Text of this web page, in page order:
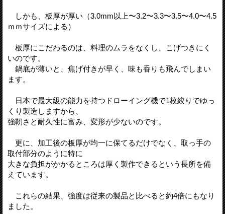
しかも、板厚が厚い（3.0mm以上〜3.2〜3.3〜3.5〜4.0〜4.5
ｍｍサイズによる）
板厚にこだわるのは、料理のムラをなくし、こげつきにく
いのです。
鍋底が薄いと、焦げ付きが早く、味も香りも飛んでしまい
ます。
日本で最大級の能力を持つドローイング機で1枚絞りでゆっ
くり製造しますから、
強靭さと耐久性に富み、変形が少ないのです。
更に、加工後の板厚が均一に保てるだけでなく、取っ手の
取付部分のように特に
大きな負担がかかるところは厚く製作できるという長所を備
えています。
これらの結果、強度は従来の製品と比べると約4倍にもなり
ました。